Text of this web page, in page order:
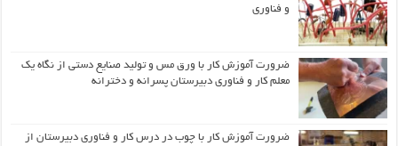
و فناوری
ضرورت آموزش کار با ورق مس و تولید صنایع دستی از نگاه یک
معلم کار و فناوری دبیرستان پسرانه و دخترانه
ضرورت آموزش کار با چوب در درس کار و فناوری دبیرستان از